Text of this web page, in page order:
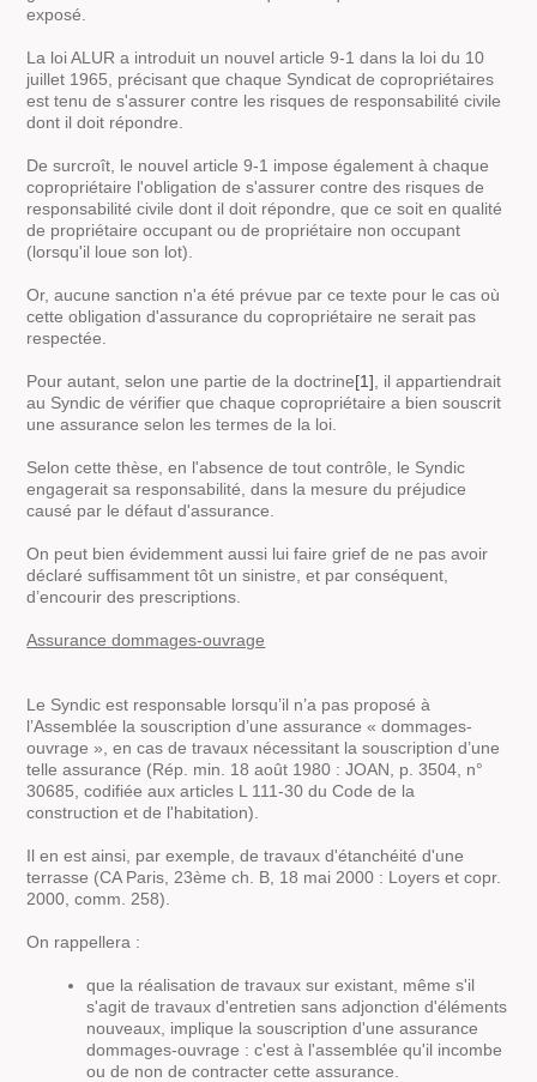
exposé.
La loi ALUR a introduit un nouvel article 9-1 dans la loi du 10
juillet 1965, précisant que chaque Syndicat de copropriétaires
est tenu de s'assurer contre les risques de responsabilité civile
dont il doit répondre.
De surcroît, le nouvel article 9-1 impose également à chaque
copropriétaire l'obligation de s'assurer contre des risques de
responsabilité civile dont il doit répondre, que ce soit en qualité
de propriétaire occupant ou de propriétaire non occupant
(lorsqu'il loue son lot).
Or, aucune sanction n'a été prévue par ce texte pour le cas où
cette obligation d'assurance du copropriétaire ne serait pas
respectée.
Pour autant, selon une partie de la doctrine[1] , il appartiendrait
au Syndic de vérifier que chaque copropriétaire a bien souscrit
une assurance selon les termes de la loi.
Selon cette thèse, en l'absence de tout contrôle, le Syndic
engagerait sa responsabilité, dans la mesure du préjudice
causé par le défaut d'assurance.
On peut bien évidemment aussi lui faire grief de ne pas avoir
déclaré suffisamment tôt un sinistre, et par conséquent,
d’encourir des prescriptions.
Assurance dommages-ouvrage
Le Syndic est responsable lorsqu’il n’a pas proposé à
l’Assemblée la souscription d’une assurance « dommages-
ouvrage », en cas de travaux nécessitant la souscription d’une
telle assurance (Rép. min. 18 août 1980 : JOAN, p. 3504, n°
30685, codifiée aux articles L 111-30 du Code de la
construction et de l'habitation).
Il en est ainsi, par exemple, de travaux d'étanchéité d'une
terrasse (CA Paris, 23ème ch. B, 18 mai 2000 : Loyers et copr.
2000, comm. 258).
On rappellera :
que la réalisation de travaux sur existant, même s'il
s'agit de travaux d'entretien sans adjonction d'éléments
nouveaux, implique la souscription d'une assurance
dommages-ouvrage : c'est à l'assemblée qu'il incombe
ou de non de contracter cette assurance.